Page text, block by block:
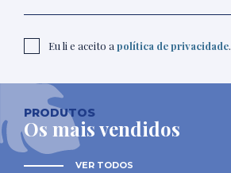
Eu li e aceito a política de privacidade.
PRODUTOS
Os mais vendidos
VER TODOS